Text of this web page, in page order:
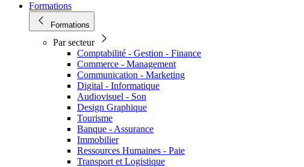
Formations
Formations
Par secteur
Comptabilité - Gestion - Finance
Commerce - Management
Communication - Marketing
Digital - Informatique
Audiovisuel - Son
Design Graphique
Tourisme
Banque - Assurance
Immobilier
Ressources Humaines - Paie
Transport et Logistique